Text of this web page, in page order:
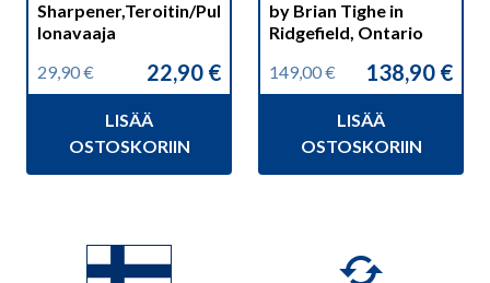
Sharpener,Teroitin/Pul
lonavaaja
29,90€
Alkuperäinen
hinta
29,90 €.
22,90 €
Nykyinen
hinta
22,90 €.
LISÄÄ
OSTOSKORIIN
by Brian Tighe in
Ridgefield, Ontario
149,00€
Alkuperäinen
hinta
149,00 €.
138,90 €
Nykyinen
hinta
138,90 €.
LISÄÄ
OSTOSKORIIN